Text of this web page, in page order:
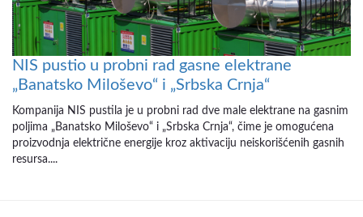
NIS pustio u probni rad gasne elektrane
„Banatsko Miloševo“ i „Srbska Crnja“
Kompanija NIS pustila je u probni rad dve male elektrane na gasnim
poljima „Banatsko Miloševo“ i „Srbska Crnja“, čime je omogućena
proizvodnja električne energije kroz aktivaciju neiskorišćenih gasnih
resursa....